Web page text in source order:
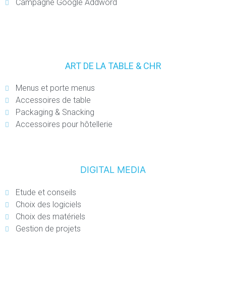
Campagne Google Addword
ART DE LA TABLE & CHR
Menus et porte menus
Accessoires de table
Packaging & Snacking
Accessoires pour hôtellerie
DIGITAL MEDIA
Etude et conseils
Choix des logiciels
Choix des matériels
Gestion de projets